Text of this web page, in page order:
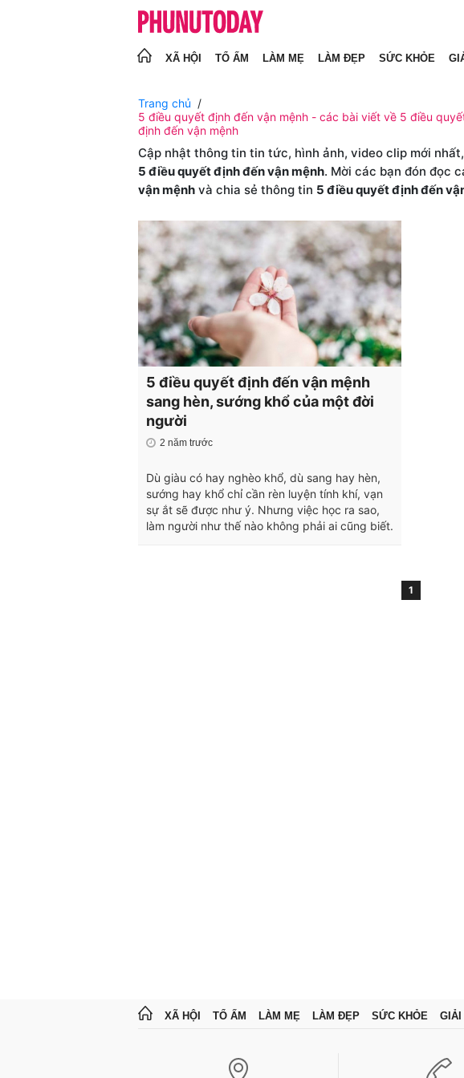
XÃ HỘI TỔ ẤM LÀM MẸ LÀM ĐẸP SỨC KHỎE
Trang chủ
5 điều quyết định đến vận mệnh - các bài viết về 5 điều
định đến vận mệnh
Cập nhật thông tin tin tức, hình ảnh, video clip mới
5 điều quyết định đến vận mệnh. Mời các bạn đón đọc
vận mệnh và chia sẻ thông tin 5 điều quyết định đến
5 điều quyết định đến vận mệnh
sang hèn, sướng khổ của một đời
người
2 năm trước
Dù giàu có hay nghèo khổ, dù sang hay hèn,
sướng hay khổ chỉ cần rèn luyện tính khí, vạn
sự ắt sẽ được như ý. Nhưng việc học ra sao,
làm người như thế nào không phải ai cũng biết.
1
XÃ HỘI TỔ ẤM LÀM MẸ LÀM ĐẸP SỨC KHỎE GIẢI